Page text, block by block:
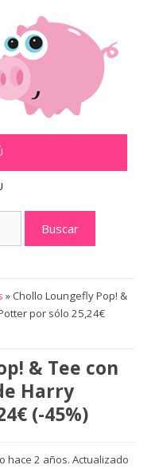
» Chollo Loungefly Pop! &
por sólo 25,24€
& Tee con
Harry
(-45%)
hace 2 años. Actualizado